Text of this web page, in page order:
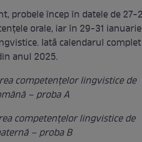
probele încep în datele de 27-
orale, iar în 29-31
Iată calendarul
anul 2025.
competențelor lingvistice de
– proba A
competențelor lingvistice de
– proba B